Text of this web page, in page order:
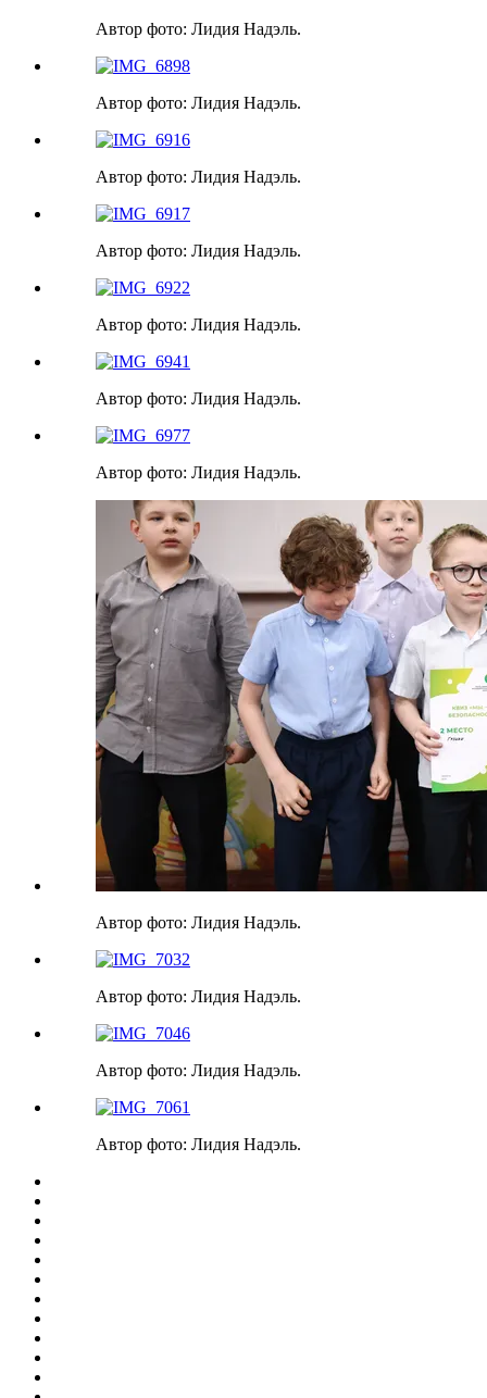
Автор фото: Лидия Надэль.
Автор фото: Лидия Надэль.
Автор фото: Лидия Надэль.
Автор фото: Лидия Надэль.
Автор фото: Лидия Надэль.
Автор фото: Лидия Надэль.
Автор фото: Лидия Надэль.
Автор фото: Лидия Надэль.
Автор фото: Лидия Надэль.
Автор фото: Лидия Надэль.
Автор фото: Лидия Надэль.